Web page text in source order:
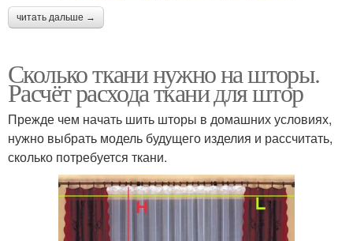
читать дальше →
Сколько ткани нужно на шторы.
Расчёт расхода ткани для штор
Прежде чем начать шить шторы в домашних условиях,
нужно выбрать модель будущего изделия и рассчитать,
сколько потребуется ткани.